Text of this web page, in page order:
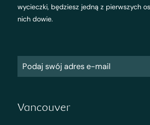
wycieczki, będziesz jedną z pierwszych
nich dowie.
Vancouver